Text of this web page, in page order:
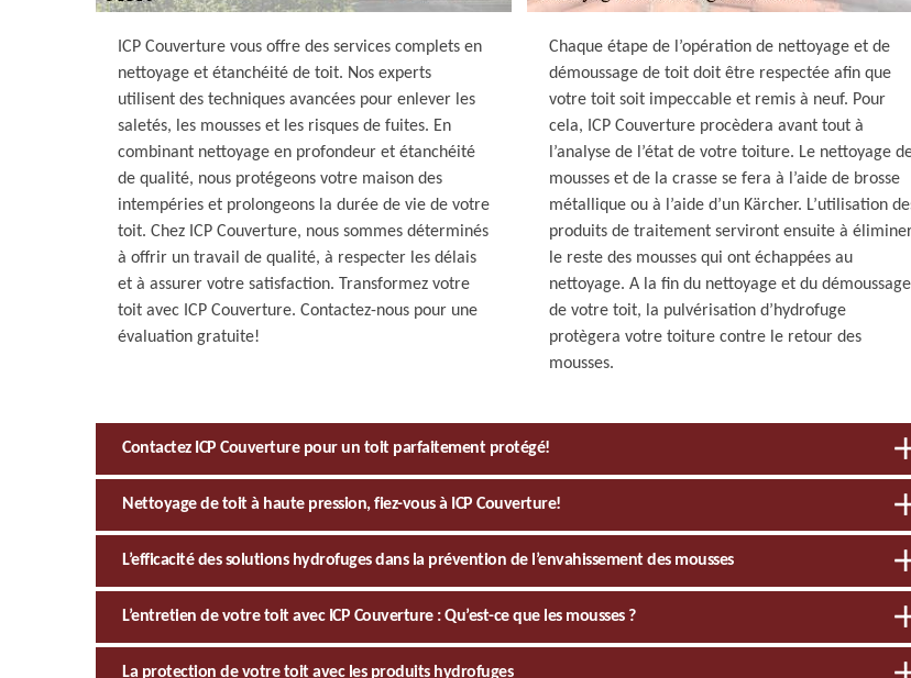
ICP Couverture vous offre des services complets en
nettoyage et étanchéité de toit. Nos experts
utilisent des techniques avancées pour enlever les
saletés, les mousses et les risques de fuites. En
combinant nettoyage en profondeur et étanchéité
de qualité, nous protégeons votre maison des
intempéries et prolongeons la durée de vie de votre
toit. Chez ICP Couverture, nous sommes déterminés
à offrir un travail de qualité, à respecter les délais
et à assurer votre satisfaction. Transformez votre
toit avec ICP Couverture. Contactez-nous pour une
évaluation gratuite!
Chaque étape de l’opération de nettoyage et de
démoussage de toit doit être respectée afin que
votre toit soit impeccable et remis à neuf. Pour
cela, ICP Couverture procèdera avant tout à
l’analyse de l’état de votre toiture. Le nettoyage
mousses et de la crasse se fera à l’aide de brosse
métallique ou à l’aide d’un Kärcher. L’utilisation
produits de traitement serviront ensuite à
le reste des mousses qui ont échappées au
nettoyage. A la fin du nettoyage et du démoussage
de votre toit, la pulvérisation d’hydrofuge
protègera votre toiture contre le retour des
mousses.
Contactez ICP Couverture pour un toit parfaitement protégé!
Nettoyage de toit à haute pression, fiez-vous à ICP Couverture!
L’efficacité des solutions hydrofuges dans la prévention de l’envahissement des mousses
L’entretien de votre toit avec ICP Couverture : Qu’est-ce que les mousses ?
La protection de votre toit avec les produits hydrofuges